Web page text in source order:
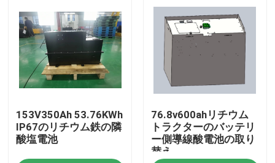
153V350Ah 53.76KWh
IP67のリチウム鉄の隣
酸塩電池
76.8v600ahリチウム
トラクターのバッテリ
ー側導線酸電池の取り
替え